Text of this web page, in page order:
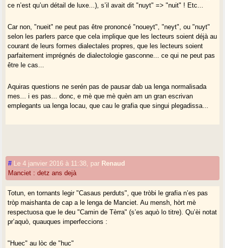
ce n’est qu’un détail de luxe...), s’il avait dit "nuyt" => "nuit" ! Etc...
Car non, "nueit" ne peut pas être prononcé "noueyt", "neyt", ou "nuyt"
selon les parlers parce que cela implique que les lecteurs soient déjà au
courant de leurs formes dialectales propres, que les lecteurs soient
parfaitement imprégnés de dialectologie gasconne... ce qui ne peut pas
être le cas...
Aquiras questions ne serén pas de pausar dab ua lenga normalisada
mes... i es pas... donc, e mè que mè quèn am un gran escrivan
emplegants ua lenga locau, que cau le grafia que singui plegadissa...
# Le 4 janvier 2016 à 11:38 par Renaud
Manciet : detz ans dejà
Totun, en tornants legir "Casaus perduts", que tròbi le grafia n’es pas
tròp maishanta de cap a le lenga de Manciet. Au mensh, hòrt mè
respectuosa que le deu "Camin de Tèrra" (s’es aquò lo titre). Qu’èi notat
pr’aquò, quauques imperfeccions :
"Huec" au lòc de "huc"